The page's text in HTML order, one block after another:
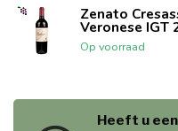
Zenato
Veronese IGT
Op voorraad
Heeft u